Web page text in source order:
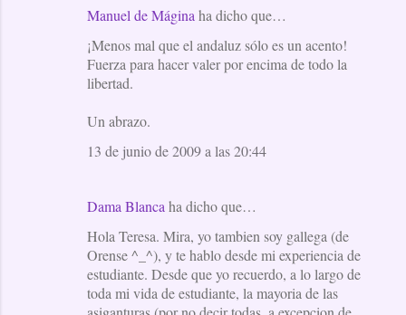
Manuel de Mágina ha dicho que…
¡Menos mal que el andaluz sólo es un acento!
Fuerza para hacer valer por encima de todo la
libertad.
Un abrazo.
13 de junio de 2009 a las 20:44
Dama Blanca ha dicho que…
Hola Teresa. Mira, yo tambien soy gallega (de
Orense ^_^), y te hablo desde mi experiencia de
estudiante. Desde que yo recuerdo, a lo largo de
toda mi vida de estudiante, la mayoria de las